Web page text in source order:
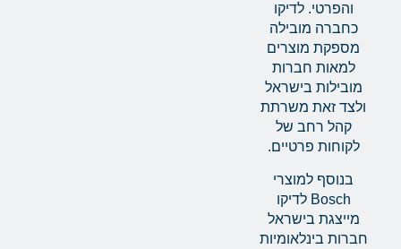
והפרטי. לדיקו
כחברה מובילה
מספקת מוצרים
למאות חברות
מובילות בישראל
ולצד זאת משרתת
קהל רחב של
לקוחות פרטיים.
בנוסף למוצרי
Bosch לדיקו
מייצגת בישראל
חברות בינלאומיות